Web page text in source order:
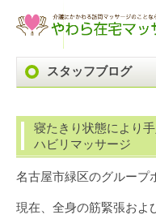
スタッフブログ
寝たきり状態により
ハビリマッサージ
名古屋市緑区のグループ
現在、全身の筋緊張およ